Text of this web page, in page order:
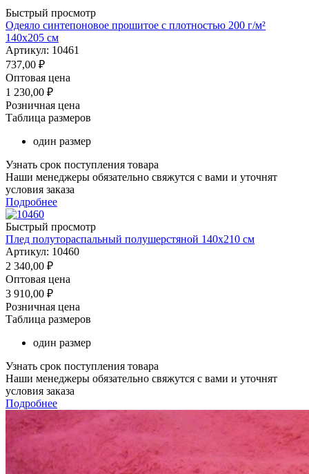
Быстрый просмотр
Одеяло синтепоновое прошитое с плотностью 200 г/м²
140х205 см
Артикул: 10461
737,00 ₽
Оптовая цена
1 230,00 ₽
Розничная цена
Таблица размеров
один размер
Узнать срок поступления товара
Наши менеджеры обязательно свяжутся с вами и уточнят
условия заказа
Подробнее
Быстрый просмотр
Плед полутораспальный полушерстяной 140х210 см
Артикул: 10460
2 340,00 ₽
Оптовая цена
3 910,00 ₽
Розничная цена
Таблица размеров
один размер
Узнать срок поступления товара
Наши менеджеры обязательно свяжутся с вами и уточнят
условия заказа
Подробнее